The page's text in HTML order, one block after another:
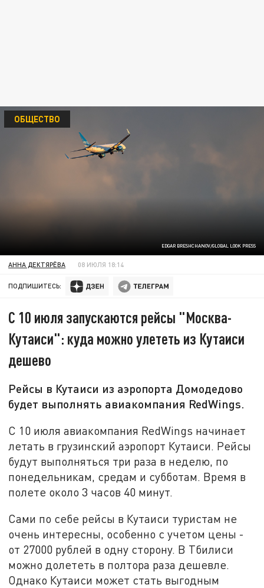
EDGAR BRESHCHANOV/GLOBAL LOOK PRESS
ОБЩЕСТВО
АННА ДЕКТЯРЁВА 08 ИЮЛЯ 18:14
ПОДПИШИТЕСЬ:
С 10 июля запускаются рейсы "Москва-
Кутаиси": куда можно улететь из Кутаиси
дешево
Рейсы в Кутаиси из аэропорта Домодедово
будет выполнять авиакомпания RedWings.
С 10 июля авиакомпания RedWings начинает
летать в грузинский аэропорт Кутаиси. Рейсы
будут выполняться три раза в неделю, по
понедельникам, средам и субботам. Время в
полете около 3 часов 40 минут.
Сами по себе рейсы в Кутаиси туристам не
очень интересны, особенно с учетом цены -
от 27000 рублей в одну сторону. В Тбилиси
можно долететь в полтора раза дешевле.
Однако Кутаиси может стать выгодным